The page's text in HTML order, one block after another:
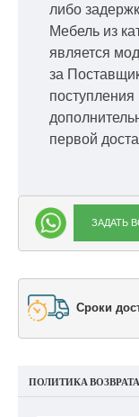
либо
Мебель из
является
за
первой
ЗАДАТЬ
Сроки
ПОЛИТИКА